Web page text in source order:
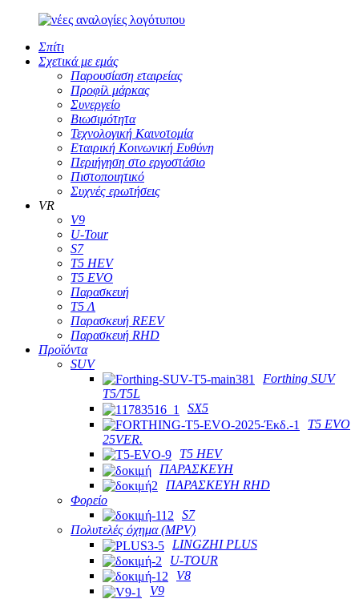
Σπίτι
Σχετικά με εμάς
Παρουσίαση εταιρείας
Προφίλ μάρκας
Συνεργείο
Βιωσιμότητα
Τεχνολογική Καινοτομία
Εταιρική Κοινωνική Ευθύνη
Περιήγηση στο εργοστάσιο
Πιστοποιητικό
Συχνές ερωτήσεις
VR
V9
U-Tour
S7
T5 HEV
T5 EVO
Παρασκευή
Τ5 Λ
Παρασκευή REEV
Παρασκευή RHD
Προϊόντα
SUV
Forthing SUV
T5/T5L
SX5
T5 EVO
25VER.
T5 HEV
ΠΑΡΑΣΚΕΥΗ
ΠΑΡΑΣΚΕΥΗ RHD
Φορείο
S7
Πολυτελές όχημα (MPV)
LINGZHI PLUS
U-TOUR
V8
V9